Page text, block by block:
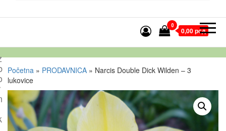
0
0,00 рсд
Početna » PRODAVNICA » Narcis Double Dick Wilden – 3
lukovice